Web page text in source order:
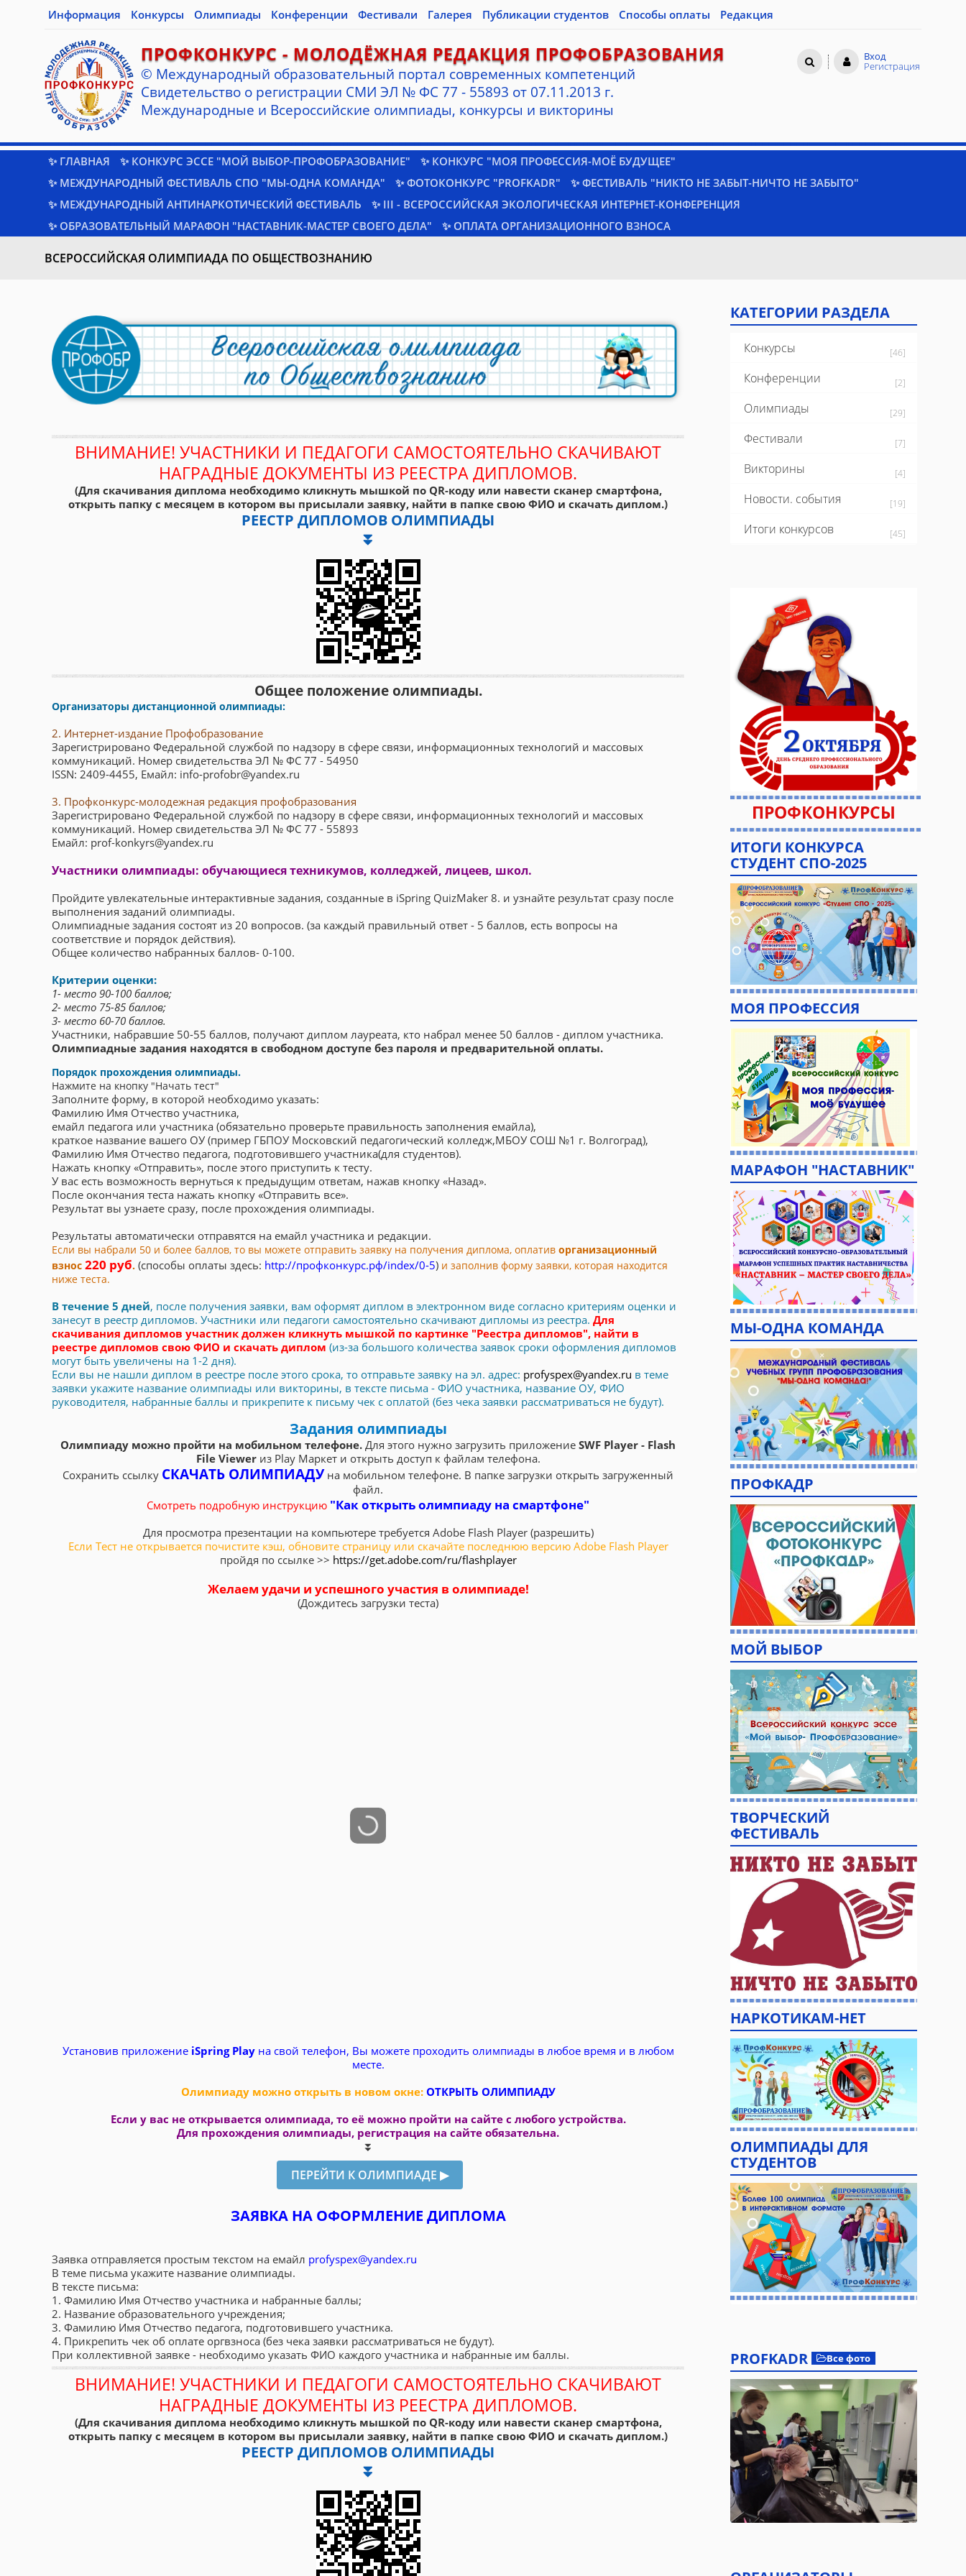
Информация Конкурсы Олимпиады Конференции Фестивали Галерея Публикации студентов Способы оплаты Редакция
ПРОФКОНКУРС - МОЛОДЁЖНАЯ РЕДАКЦИЯ ПРОФОБРАЗОВАНИЯ
© Международный образовательный портал современных компетенций
Cвидетельство о регистрации СМИ ЭЛ № ФС 77 - 55893 от 07.11.2013 г.
Международные и Всероссийские олимпиады, конкурсы и викторины
Вход
Регистрация
✨ ГЛАВНАЯ ✨ КОНКУРС ЭССЕ "МОЙ ВЫБОР-ПРОФОБРАЗОВАНИЕ"
✨ КОНКУРС "МОЯ ПРОФЕССИЯ-МОЁ БУДУЩЕЕ"
✨ МЕЖДУНАРОДНЫЙ ФЕСТИВАЛЬ СПО "МЫ-ОДНА КОМАНДА"
✨ ФОТОКОНКУРС "PROFKADR"
✨ ФЕСТИВАЛЬ "НИКТО НЕ ЗАБЫТ-НИЧТО НЕ ЗАБЫТО"
✨ МЕЖДУНАРОДНЫЙ АНТИНАРКОТИЧЕСКИЙ ФЕСТИВАЛЬ
✨ III - ВСЕРОССИЙСКАЯ ЭКОЛОГИЧЕСКАЯ ИНТЕРНЕТ-КОНФЕРЕНЦИЯ
✨ ОБРАЗОВАТЕЛЬНЫЙ МАРАФОН "НАСТАВНИК-МАСТЕР СВОЕГО ДЕЛА"
✨ ОПЛАТА ОРГАНИЗАЦИОННОГО ВЗНОСА
ВСЕРОССИЙСКАЯ ОЛИМПИАДА ПО ОБЩЕСТВОЗНАНИЮ
ВНИМАНИЕ! УЧАСТНИКИ И ПЕДАГОГИ САМОСТОЯТЕЛЬНО СКАЧИВАЮТ
НАГРАДНЫЕ ДОКУМЕНТЫ ИЗ РЕЕСТРА ДИПЛОМОВ.
(Для скачивания диплома необходимо кликнуть мышкой по QR-коду или навести сканер смартфона,
открыть папку с месяцем в котором вы присылали заявку, найти в папке свою ФИО и скачать диплом.)
РЕЕСТР ДИПЛОМОВ ОЛИМПИАДЫ
⏬
Общее положение олимпиады.
Организаторы дистанционной олимпиады:
2. Интернет-издание Профобразование
Зарегистрировано Федеральной службой по надзору в сфере связи, информационных технологий и массовых
коммуникаций. Номер свидетельства ЭЛ № ФС 77 - 54950
ISSN: 2409-4455, Емайл: info-profobr@yandex.ru
3. Профконкурс-молодежная редакция профобразования
Зарегистрировано Федеральной службой по надзору в сфере связи, информационных технологий и массовых
коммуникаций. Номер свидетельства ЭЛ № ФС 77 - 55893
Емайл: prof-konkyrs@yandex.ru
Участники олимпиады: обучающиеся техникумов, колледжей, лицеев, школ.
Пройдите увлекательные интерактивные задания, созданные в iSpring QuizMaker 8. и узнайте результат сразу после
выполнения заданий олимпиады.
Олимпиадные задания состоят из 20 вопросов. (за каждый правильный ответ - 5 баллов, есть вопросы на
соответствие и порядок действия).
Общее количество набранных баллов- 0-100.
Критерии оценки:
1- место 90-100 баллов;
2- место 75-85 баллов;
3- место 60-70 баллов.
Участники, набравшие 50-55 баллов, получают диплом лауреата, кто набрал менее 50 баллов - диплом участника.
Олимпиадные задания находятся в свободном доступе без пароля и предварительной оплаты.
Порядок прохождения олимпиады.
Нажмите на кнопку "Начать тест"
Заполните форму, в которой необходимо указать:
Фамилию Имя Отчество участника,
емайл педагога или участника (обязательно проверьте правильность заполнения емайла),
краткое название вашего ОУ (пример ГБПОУ Московский педагогический колледж,МБОУ СОШ №1 г. Волгоград),
Фамилию Имя Отчество педагога, подготовившего участника(для студентов).
Нажать кнопку «Отправить», после этого приступить к тесту.
У вас есть возможность вернуться к предыдущим ответам, нажав кнопку «Назад».
После окончания теста нажать кнопку «Отправить все».
Результат вы узнаете сразу, после прохождения олимпиады.
Результаты автоматически отправятся на емайл участника и редакции.
Если вы набрали 50 и более баллов, то вы можете отправить заявку на получения диплома, оплатив организационный
взнос 220 руб. (способы оплаты здесь: http://профконкурс.рф/index/0-5) и заполнив форму заявки, которая находится
ниже теста.
В течение 5 дней, после получения заявки, вам оформят диплом в электронном виде согласно критериям оценки и
занесут в реестр дипломов. Участники или педагоги самостоятельно скачивают дипломы из реестра. Для
скачивания дипломов участник должен кликнуть мышкой по картинке "Реестра дипломов", найти в
реестре дипломов свою ФИО и скачать диплом (из-за большого количества заявок сроки оформления дипломов
могут быть увеличены на 1-2 дня).
Если вы не нашли диплом в реестре после этого срока, то отправьте заявку на эл. адрес: profyspex@yandex.ru в теме
заявки укажите название олимпиады или викторины, в тексте письма - ФИО участника, название ОУ, ФИО
руководителя, набранные баллы и прикрепите к письму чек с оплатой (без чека заявки рассматриваться не будут).
Задания олимпиады
Олимпиаду можно пройти на мобильном телефоне. Для этого нужно загрузить приложение SWF Player - Flash
File Viewerиз Play Маркет и открыть доступ к файлам телефона.
Сохранить ссылку СКАЧАТЬ ОЛИМПИАДУна мобильном телефоне. В папке загрузки открыть загруженный
файл.
Смотреть подробную инструкцию "Как открыть олимпиаду на смартфоне"
Для просмотра презентации на компьютере требуется Adobe Flash Player (разрешить)
Если Тест не открывается почистите кэш, обновите страницу или скачайте последнюю версию Adobe Flash Player
пройдя по ссылке >> https://get.adobe.com/ru/flashplayer
Желаем удачи и успешного участия в олимпиаде!
(Дождитесь загрузки теста)
Установив приложение iSpring Playна свой телефон, Вы можете проходить олимпиады в любое время и в любом
месте.
Олимпиаду можно открыть в новом окне: ОТКРЫТЬ ОЛИМПИАДУ
Если у вас не открывается олимпиада, то её можно пройти на сайте с любого устройства.
Для прохождения олимпиады, регистрация на сайте обязательна.
⏬
ЗАЯВКА НА ОФОРМЛЕНИЕ ДИПЛОМА
Заявка отправляется простым текстом на емайл profyspex@yandex.ru
В теме письма укажите название олимпиады.
В тексте письма:
1. Фамилию Имя Отчество участника и набранные баллы;
2. Название образовательного учреждения;
3. Фамилию Имя Отчество педагога, подготовившего участника.
4. Прикрепить чек об оплате оргвзноса (без чека заявки рассматриваться не будут).
При коллективной заявке - необходимо указать ФИО каждого участника и набранные им баллы.
ВНИМАНИЕ! УЧАСТНИКИ И ПЕДАГОГИ САМОСТОЯТЕЛЬНО СКАЧИВАЮТ
НАГРАДНЫЕ ДОКУМЕНТЫ ИЗ РЕЕСТРА ДИПЛОМОВ.
(Для скачивания диплома необходимо кликнуть мышкой по QR-коду или навести сканер смартфона,
открыть папку с месяцем в котором вы присылали заявку, найти в папке свою ФИО и скачать диплом.)
РЕЕСТР ДИПЛОМОВ ОЛИМПИАДЫ
⏬
КАТЕГОРИИ РАЗДЕЛА
Конкурсы [46]
Конференции [2]
Олимпиады [29]
Фестивали [7]
Викторины [4]
Новости. события [19]
Итоги конкурсов [45]
ПРОФКОНКУРСЫ
ИТОГИ КОНКУРСА
СТУДЕНТ СПО-2025
МОЯ ПРОФЕССИЯ
МАРАФОН "НАСТАВНИК"
МЫ-ОДНА КОМАНДА
ПРОФКАДР
МОЙ ВЫБОР
ТВОРЧЕСКИЙ
ФЕСТИВАЛЬ
НАРКОТИКАМ-НЕТ
ОЛИМПИАДЫ ДЛЯ
СТУДЕНТОВ
PROFKADR Все фото